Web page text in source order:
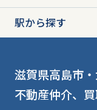
駅から探す
滋賀県高島市
不動産仲介、